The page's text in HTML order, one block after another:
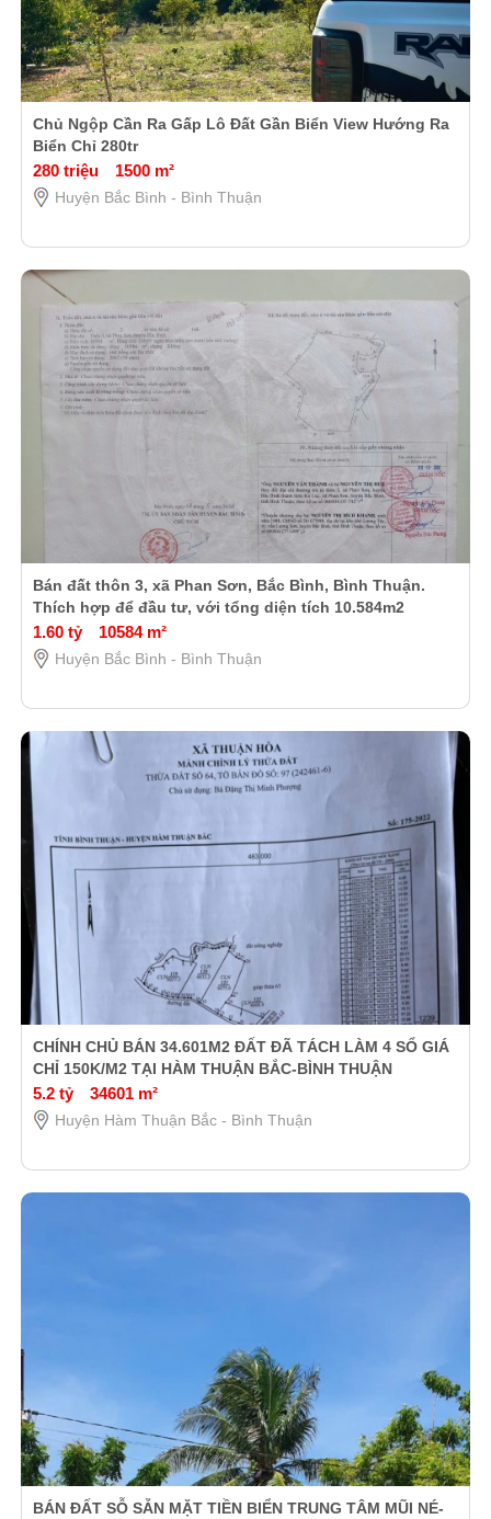
Chủ Ngộp Cần Ra Gấp Lô Đất Gần Biển View Hướng Ra
Biển Chỉ 280tr
280 triệu 1500 m²
Huyện Bắc Bình - Bình Thuận
Bán đất thôn 3, xã Phan Sơn, Bắc Bình, Bình Thuận.
Thích hợp để đầu tư, với tổng diện tích 10.584m2
1.60 tỷ 10584 m²
Huyện Bắc Bình - Bình Thuận
CHÍNH CHỦ BÁN 34.601M2 ĐẤT ĐÃ TÁCH LÀM 4 SỔ GIÁ
CHỈ 150K/M2 TẠI HÀM THUẬN BẮC-BÌNH THUẬN
5.2 tỷ 34601 m²
Huyện Hàm Thuận Bắc - Bình Thuận
BÁN ĐẤT SỖ SẴN MẶT TIỀN BIỂN TRUNG TÂM MŨI NÉ-